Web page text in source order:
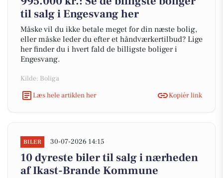
til salg i Engesvang her
Måske vil du ikke betale meget for din næste bolig,
eller måske leder du efter et håndværkertilbud? Lige
her finder du i hvert fald de billigste boliger i
Engesvang.
Kilde: Boliga
Læs hele artiklen her
Kopiér link
BILER 30-07-2026 14:15
10 dyreste biler til salg i nærheden
af Ikast-Brande Kommune